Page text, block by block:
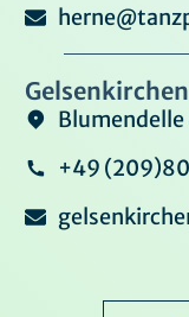
Gelsenkirchen
Blumendelle
+49